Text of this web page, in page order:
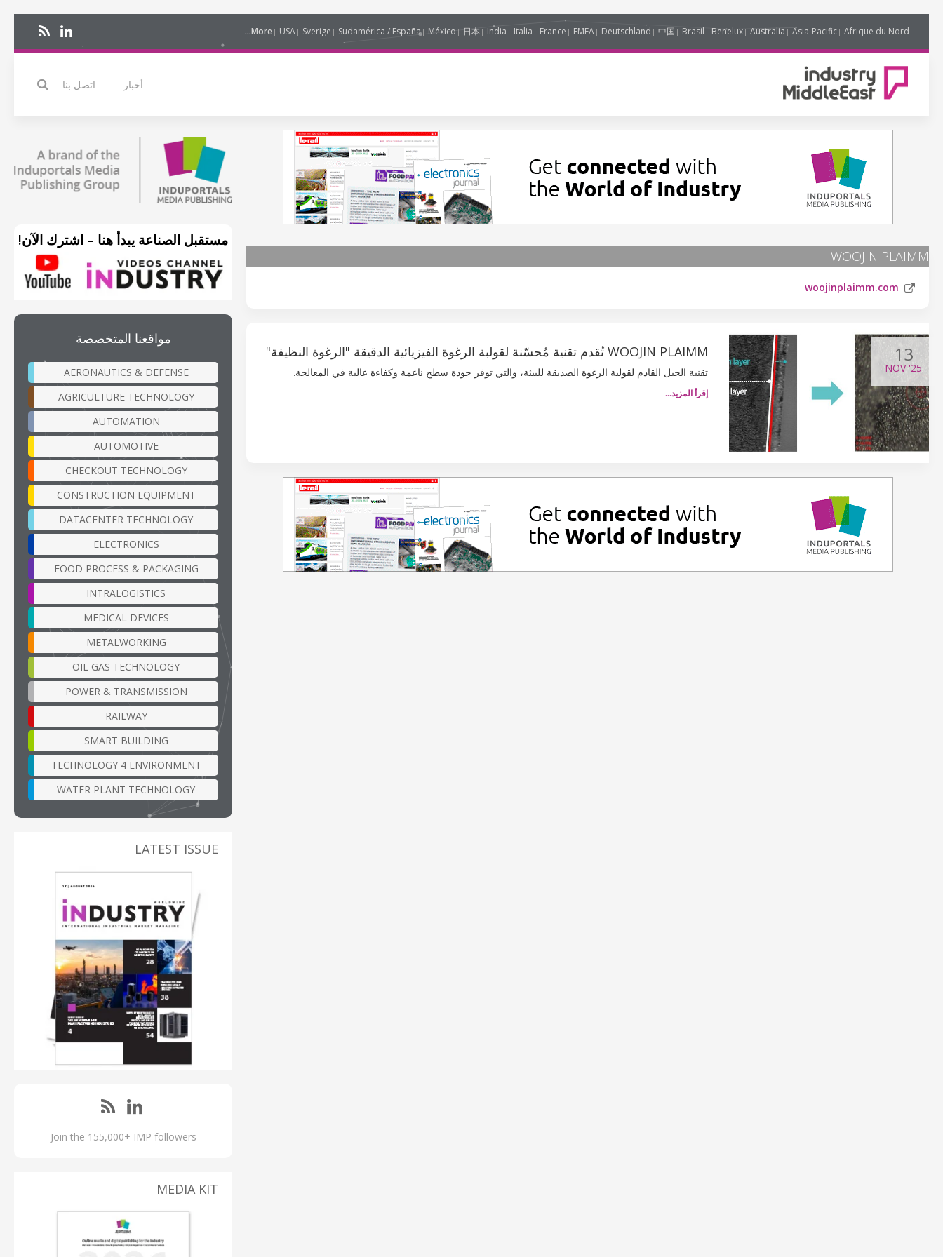
Afrique du Nord
Asia-Pacific
Australia
Benelux
Brasil
中国
Deutschland
EMEA
France
Italia
India
日本
México
Sudamérica / España
Sverige
USA
More...
أخبار اتصل بنا
WOOJIN PLAIMM
woojinplaimm.com
13
NOV'25
WOOJIN PLAIMM تُقدم تقنية مُحسّنة لقولبة الرغوة الفيزيائية الدقيقة "الرغوة النظيفة"
تقنية الجيل القادم لقولبة الرغوة الصديقة للبيئة، والتي توفر جودة سطح ناعمة وكفاءة عالية في المعالجة.
إقرأ المزيد…
مستقبل الصناعة يبدأ هنا – اشترك الآن!
مواقعنا المتخصصة
AERONAUTICS & DEFENSE
AGRICULTURE TECHNOLOGY
AUTOMATION
AUTOMOTIVE
CHECKOUT TECHNOLOGY
CONSTRUCTION EQUIPMENT
DATACENTER TECHNOLOGY
ELECTRONICS
FOOD PROCESS & PACKAGING
INTRALOGISTICS
MEDICAL DEVICES
METALWORKING
OIL GAS TECHNOLOGY
POWER & TRANSMISSION
RAILWAY
SMART BUILDING
TECHNOLOGY 4 ENVIRONMENT
WATER PLANT TECHNOLOGY
LATEST ISSUE
Join the 155,000+ IMP followers
MEDIA KIT